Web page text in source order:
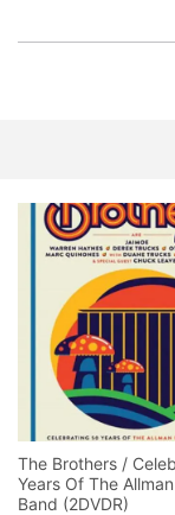
スコーピオンズ /
マネスキン / 2024
リアム・ギャラガ
全収録！
*NEW RELEASE (最
メガデス / 2023年8
*NEW RELEASE (最新
ユーライア・ヒー
全収録！
*NEW RELEASE (最新
ジャーニー / 1979
*NEW RELEASE (最新
NGHFB / 2024年7月
The Brothers /
Years Of The
Band (2DVDR)